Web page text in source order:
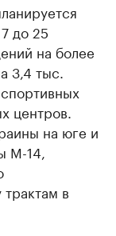
до 25
на более
3,4 тыс.
центров.
на юге и
М-14,
в